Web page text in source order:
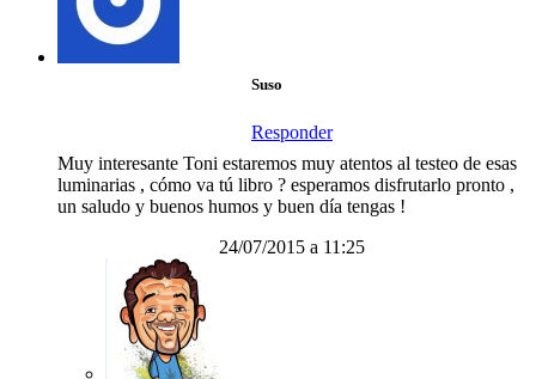
Suso
Responder
Muy interesante Toni estaremos muy atentos al testeo de esas
luminarias , cómo va tú libro ? esperamos disfrutarlo pronto ,
un saludo y buenos humos y buen día tengas !
24/07/2015 a 11:25